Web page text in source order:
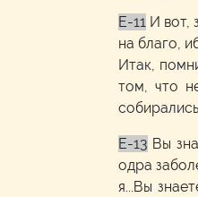
E-11 И вот,
на благо,
Итак,
том, что
E-13 Вы
одра
я...Вы